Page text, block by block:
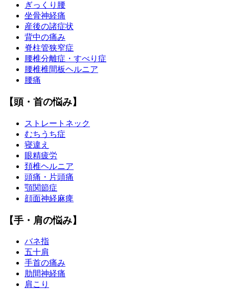
ぎっくり腰
坐骨神経痛
産後の諸症状
背中の痛み
脊柱管狭窄症
腰椎分離症・すべり症
腰椎椎間板ヘルニア
腰痛
【頭・首の悩み】
ストレートネック
むちうち症
寝違え
眼精疲労
頚椎ヘルニア
頭痛・片頭痛
顎関節症
顔面神経麻痺
【手・肩の悩み】
バネ指
五十肩
手首の痛み
肋間神経痛
肩こり